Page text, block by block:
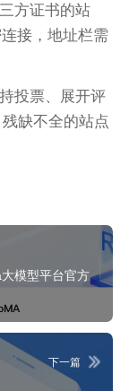
方证书的站
接，地址栏需
投票、展开评
缺不全的站点
模型平台官方
下一篇